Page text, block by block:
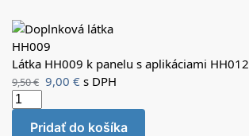
Látka HH009 k panelu s aplikáciami HH012
9,50€ 9,00 € s DPH
Pridať do košíka